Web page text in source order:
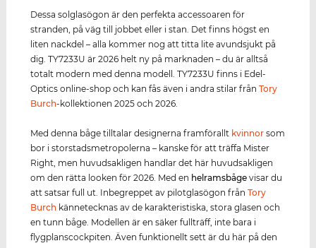
Dessa solglasögon är den perfekta accessoaren för
stranden, på väg till jobbet eller i stan. Det finns högst en
liten nackdel – alla kommer nog att titta lite avundsjukt på
dig. TY7233U är 2026 helt ny på marknaden – du är alltså
totalt modern med denna modell. TY7233U finns i Edel-
Optics online-shop och kan fås även i andra stilar frånTory
Burch-kollektionen 2025 och 2026.
Med denna båge tilltalar designerna framförallt kvinnor som
bor i storstadsmetropolerna – kanske för att träffa Mister
Right, men huvudsakligen handlar det här huvudsakligen
om den rätta looken för 2026. Med en helramsbågevisar du
att satsar full ut. Inbegreppet av pilotglasögon frånTory
Burch kännetecknas av de karakteristiska, stora glasen och
en tunn båge. Modellen är en säker fullträff, inte bara i
flygplanscockpiten. Även funktionellt sett är du här på den